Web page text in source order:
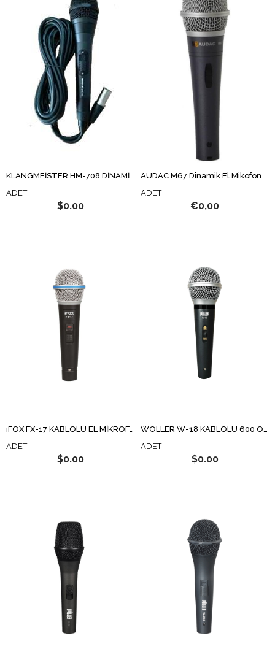
ADET
$0.00
ADET
€0,00
iFOX FX-17 KABLOLU EL MİKROFONU
ADET
$0.00
WÖLLER W-18 KABLOLU 600 OHM DİNAMİK EL MİKROFON
ADET
$0.00